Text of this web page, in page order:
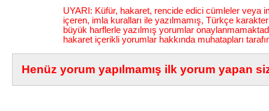
UYARI: Küfür, hakaret, rencide edici cümleler veya
içeren, imla kuralları ile yazılmamış, Türkçe
büyük harflerle yazılmış yorumlar
hakaret içerikli yorumlar hakkında muhatapları
Henüz yorum yapılmamış ilk yorum yapan